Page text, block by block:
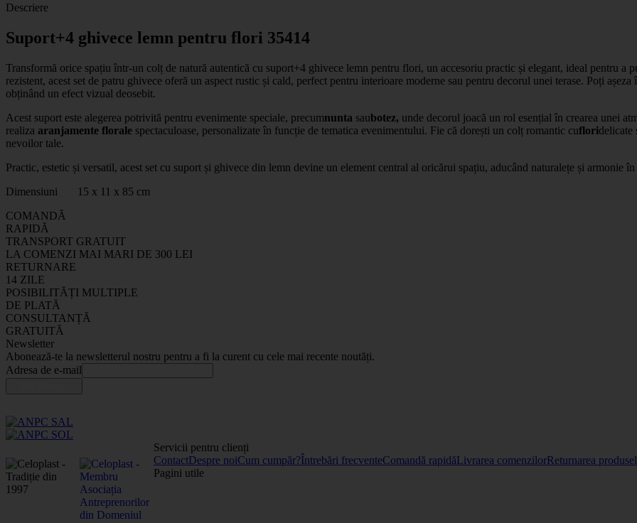
Descriere
Suport+4 ghivece lemn pentru flori 35414
Transformă orice spațiu într-un colț de natură autentică cu suport+4 ghivece lemn pentru flori, un accesoriu practic și elegant, ideal pentru a
rezistent, acest set de patru ghivece oferă un aspect rustic și cald, perfect pentru interioare moderne sau pentru decorul unei terase. Poți
obținând un efect vizual deosebit.
Acest suport este alegerea potrivită pentru evenimente speciale, precumnunta saubotez, unde decorul joacă un rol esențial în crearea unei
realiza aranjamente florale spectaculoase, personalizate în funcție de tematica evenimentului. Fie că dorești un colț romantic cufloridelicate
nevoilor tale.
Practic, estetic și versatil, acest set cu suport și ghivece din lemn devine un element central al oricărui spațiu, aducând naturalețe și armonie
Dimensiuni 15 x 11 x 85 cm
COMANDĂ
RAPIDĂ
TRANSPORT GRATUIT
LA COMENZI MAI MARI DE 300 LEI
RETURNARE
14 ZILE
POSIBILITĂȚI MULTIPLE
DE PLATĂ
CONSULTANȚĂ
GRATUITĂ
Newsletter
Abonează-te la newsletterul nostru pentru a fi la curent cu cele mai recente noutăți.
Adresa de e-mail
Servicii pentru clienți
ContactDespre noiCum cumpăr?Întrebări frecventeComandă rapidăLivrarea comenzilorReturnarea
Pagini utile